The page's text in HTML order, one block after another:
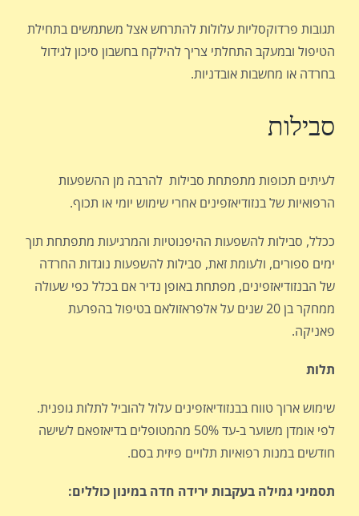
תגובות פרדוקסליות עלולות להתרחש אצל משתמשים בתחילת
הטיפול ובמעקב התחלתי צריך להילקח בחשבון סיכון לגידול
בחרדה או מחשבות אובדניות.
סבילות
לעיתים תכופות מתפתחת סבילות להרבה מן ההשפעות
הרפואיות של בנזודיאזפינים אחרי שימוש יומי או תכוף.
ככלל, סבילות להשפעות ההיפנוטיות והמרגיעות מתפתחת תוך
ימים ספורים, ולעומת זאת, סבילות להשפעות נוגדות החרדה
של הבנזודיאזפינים, מפתחת באופן נדיר אם בכלל כפי שעולה
ממחקר בן 20 שנים על אלפראזולאם בטיפול בהפרעת
פאניקה.
תלות
שימוש ארוך טווח בבנזודיאזפינים עלול להוביל לתלות גופנית.
לפי אומדן משוער ב-עד 50% מהמטופלים בדיאזפאם לשישה
חודשים במנות רפואיות תלויים פיזית בסם.
תסמיני גמילה בעקבות ירידה חדה במינון כוללים: